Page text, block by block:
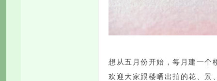
想从五月份开始，每月建一个
欢迎大家跟楼晒出拍的花、景